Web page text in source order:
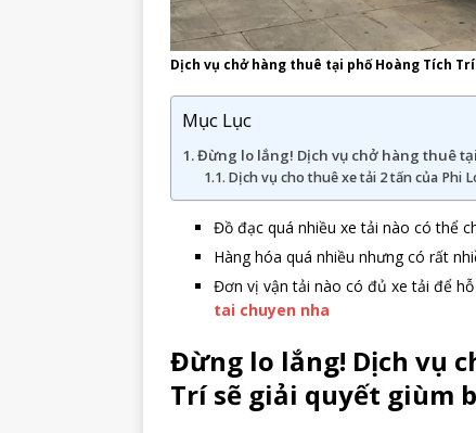
Dịch vụ chở hàng thuê tại phố Hoàng Tích Trí
Mục Lục
Đừng lo lắng! Dịch vụ chở hàng thuê
Dịch vụ cho thuê xe tải 2 tấn của Phi
Đồ đạc quá nhiều xe tải nào có thể
Hàng hóa quá nhiều nhưng có rất
Đơn vị vận tải nào có đủ xe tải để
tai chuyen nha
Đừng lo lắng! Dịch vụ
Trí sẽ giải quyết giùm